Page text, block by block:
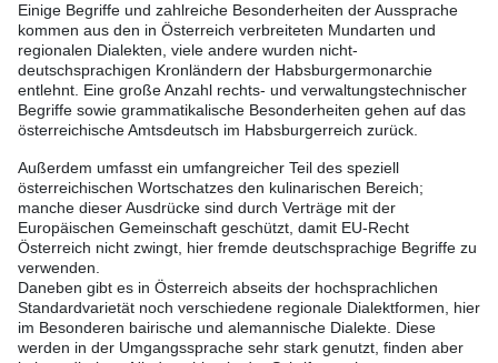
Einige Begriffe und zahlreiche Besonderheiten der Aussprache
kommen aus den in Österreich verbreiteten Mundarten und
regionalen Dialekten, viele andere wurden nicht-
deutschsprachigen Kronländern der Habsburgermonarchie
entlehnt. Eine große Anzahl rechts- und verwaltungstechnischer
Begriffe sowie grammatikalische Besonderheiten gehen auf das
österreichische Amtsdeutsch im Habsburgerreich zurück.
Außerdem umfasst ein umfangreicher Teil des speziell
österreichischen Wortschatzes den kulinarischen Bereich;
manche dieser Ausdrücke sind durch Verträge mit der
Europäischen Gemeinschaft geschützt, damit EU-Recht
Österreich nicht zwingt, hier fremde deutschsprachige Begriffe zu
verwenden.
Daneben gibt es in Österreich abseits der hochsprachlichen
Standardvarietät noch verschiedene regionale Dialektformen, hier
im Besonderen bairische und alemannische Dialekte. Diese
werden in der Umgangssprache sehr stark genutzt, finden aber